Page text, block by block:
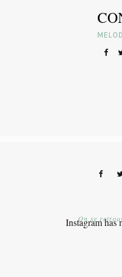
Instagram has
On se